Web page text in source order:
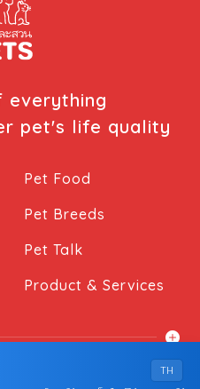
everything
pet's life quality
Pet Food
Pet Breeds
Pet Talk
Product & Services
TH